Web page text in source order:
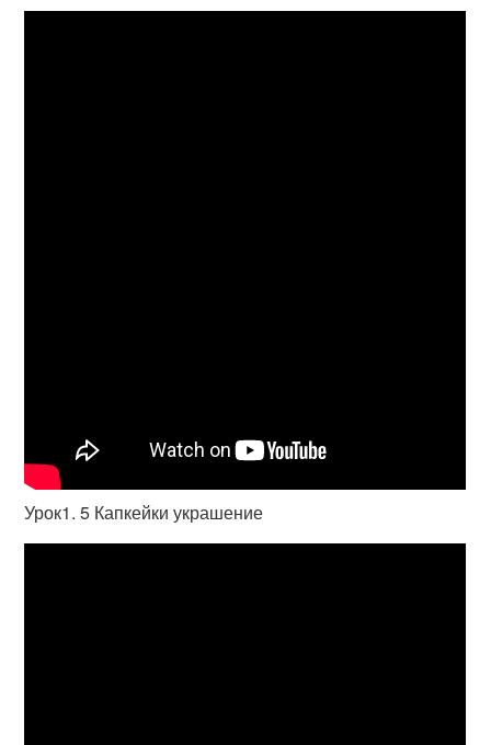
Урок1. 5 Капкейки украшение